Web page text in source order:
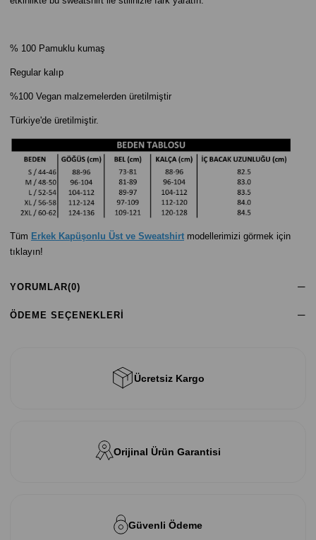
% 100 Pamuklu kumaş
Regular kalıp
%100 Vegan malzemelerden üretilmiştir
Türkiye'de üretilmiştir.
Tüm Erkek Kapüşonlu Üst ve Sweatshirt modellerimizi görmek için
tıklayın!
YORUMLAR(0)
ÖDEME SEÇENEKLERI
Ücretsiz Kargo
Orijinal Ürün Garantisi
Güvenli Ödeme